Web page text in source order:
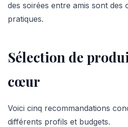
des soirées entre amis sont des
pratiques.
Sélection de
cœur
Voici cinq recommandations
différents profils et budgets.